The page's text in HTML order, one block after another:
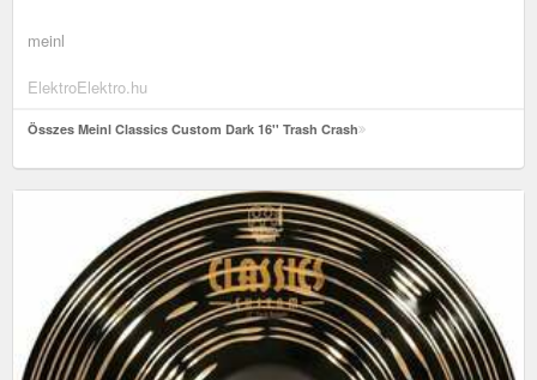
meinl
ElektroElektro.hu
Összes Meinl Classics Custom Dark 16'' Trash Crash